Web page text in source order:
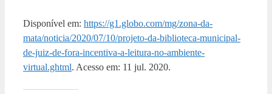
Disponível em: https://g1.globo.com/mg/zona-da-
mata/noticia/2020/07/10/projeto-da-biblioteca-municipal-
de-juiz-de-fora-incentiva-a-leitura-no-ambiente-
virtual.ghtml. Acesso em: 11 jul. 2020.